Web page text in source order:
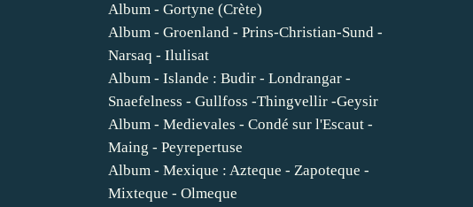
Album - Gortyne (Crète)
Album - Groenland - Prins-Christian-Sund -
Narsaq - Ilulisat
Album - Islande : Budir - Londrangar -
Snaefelness - Gullfoss -Thingvellir -Geysir
Album - Medievales - Condé sur l'Escaut -
Maing - Peyrepertuse
Album - Mexique : Azteque - Zapoteque -
Mixteque - Olmeque